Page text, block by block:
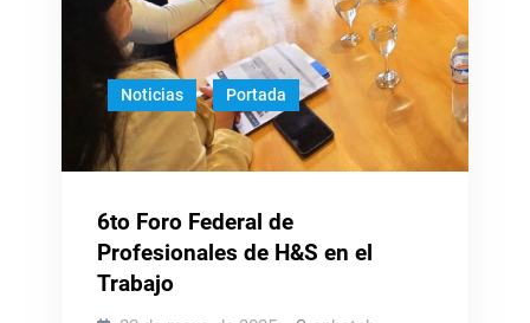
Noticias Portada
6to Foro Federal de
Profesionales de H&S en el
Trabajo